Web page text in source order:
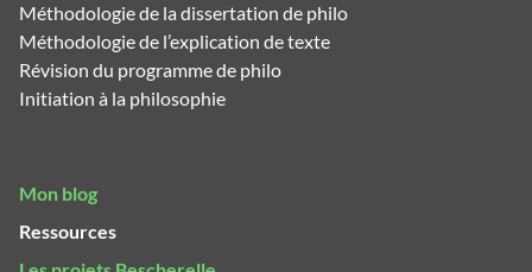
Méthodologie de la dissertation de philo
Méthodologie de l’explication de texte
Révision du programme de philo
Initiation à la philosophie
Mon blog
Ressources